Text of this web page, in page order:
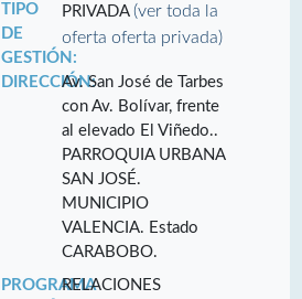
TIPO
DE
GESTIÓN:
PRIVADA(ver toda la
oferta oferta privada)
DIRECCIÓN:Av. San José de Tarbes
con Av. Bolívar, frente
al elevado El Viñedo..
PARROQUIA URBANA
SAN JOSÉ.
MUNICIPIO
VALENCIA. Estado
CARABOBO.
PROGRAMARELACIONES